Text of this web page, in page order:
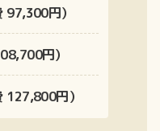
97,300円）
円）
127,800円）